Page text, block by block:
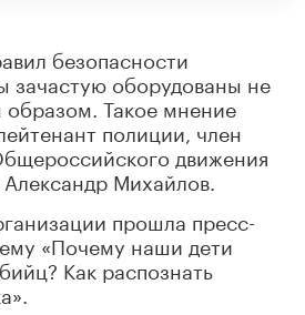
безопасности
зачастую оборудованы не
Такое мнение
полиции, член
движения
Михайлов.
прошла пресс-
«Почему наши дети
Как распознать